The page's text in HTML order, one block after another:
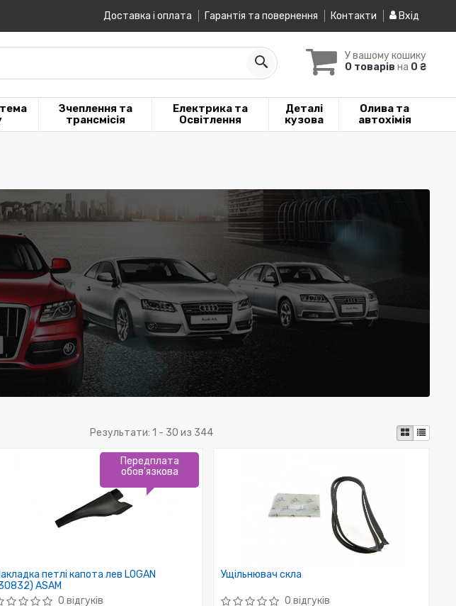
Доставка і оплата Гарантія та повернення Контакти Вхід
У вашому кошику
0 товарів на 0 ₴
Зчеплення та
трансмісія
Електрика та
Освітлення
Деталі
кузова
Олива та
автохімія
Результати: 1 - 30 из 344
петлі капота лев LOGAN
ASAM
0 відгуків
Передплата
обов'язкова
Ущільнювач скла
0 відгуків